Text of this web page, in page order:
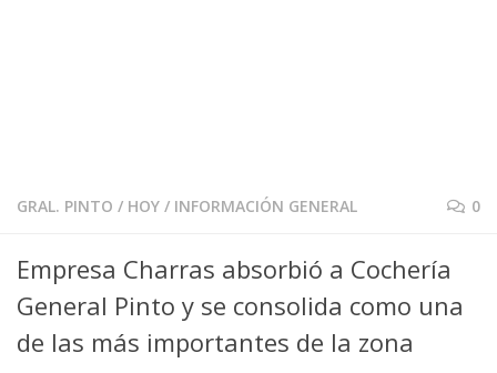
GRAL. PINTO / HOY / INFORMACIÓN GENERAL 0
Empresa Charras absorbió a Cochería
General Pinto y se consolida como una
de las más importantes de la zona